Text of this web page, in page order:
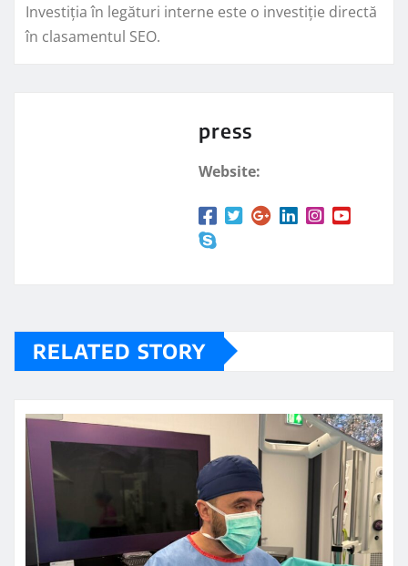
Investiția în legături interne este o investiție directă
în clasamentul SEO.
press
Website:
RELATED STORY